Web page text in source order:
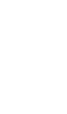
realizando
círculo